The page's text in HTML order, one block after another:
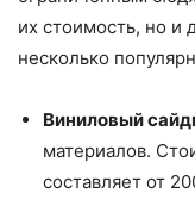
их стоимость, но и
несколько
Виниловый
материалов.
составляет от